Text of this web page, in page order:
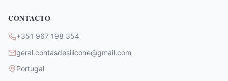
CONTACTO
+351 967 198 354
geral.contasdesilicone@gmail.com
Portugal